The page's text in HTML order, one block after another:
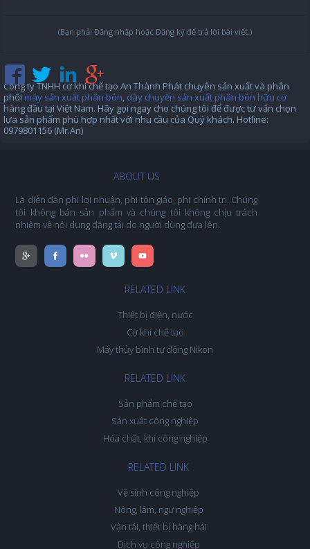
(Bạn phải Đăng nhập hoặc Đăng ký để trả lời bài viết.)
Công ty TNHH cơ khí chế tạo An Thành Phát chuyên sản xuất và phân
phối máy sản xuất phân bón, dây chuyển sản xuất phân bón hữu cơ
hàng đầu tại Việt Nam. Hãy gọi ngay cho chúng tôi để được tư vấn chọn
lựa sản phẩm phù hợp nhất với nhu cầu của Quý khách. Hotline:
0979801156 (Mr.An)
ABOUT US
Là diễn đàn phi lợi nhuận, phi tôn giáo, phi chính trị. Chúng
tôi không bán sản phẩm và chúng tôi không chịu trách
nhiệm về nội dung đăng tải do người dùng đưa lên.
RELATED LINK
Thiết bị điện, nước
Cơ khí chế tạo
Máy thủy bình tự động Nikon
RELATED LINK
Sản phẩm chế tạo
Sản xuất công nghiệp
Hóa chất, khí công nghiệp
RELATED LINK
Vệ sinh công nghiệp
Nông, lâm, ngư nghiệp
Vận tải, thiết bị hàng hải
Dịch vụ công nghiệp